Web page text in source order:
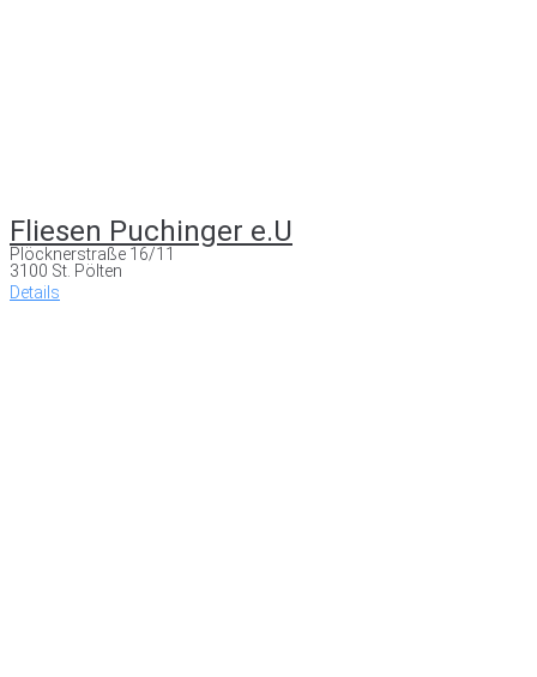
Fliesen Puchinger e.U
Plöcknerstraße 16/11
3100 St. Pölten
Details